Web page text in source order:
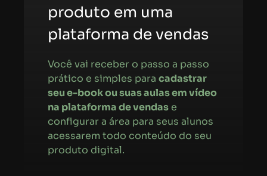
produto em uma
plataforma de vendas
Você vai receber o passo a passo
prático e simples para cadastrar
seu e-book ou suas aulas em vídeo
na plataforma de vendas e
configurar a área para seus alunos
acessarem todo conteúdo do seu
produto digital.